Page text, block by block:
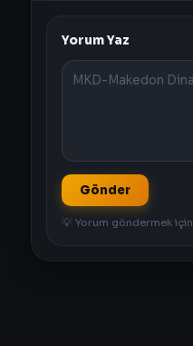
Yorum Yaz
Gönder
💡 Yorum göndermek için